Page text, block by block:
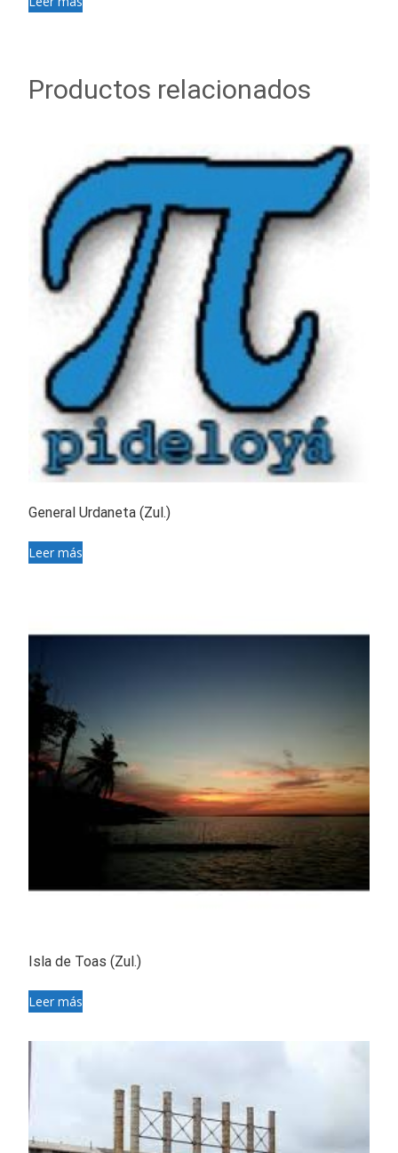
Productos relacionados
General Urdaneta (Zul.)
Leer más
Isla de Toas (Zul.)
Leer más